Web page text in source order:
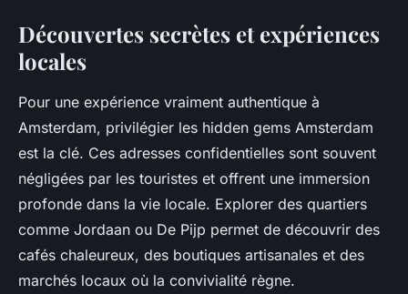
Découvertes secrètes et expériences
locales
Pour une expérience vraiment authentique à
Amsterdam, privilégier les hidden gems Amsterdam
est la clé. Ces adresses confidentielles sont souvent
négligées par les touristes et offrent une immersion
profonde dans la vie locale. Explorer des quartiers
comme Jordaan ou De Pijp permet de découvrir des
cafés chaleureux, des boutiques artisanales et des
marchés locaux où la convivialité règne.